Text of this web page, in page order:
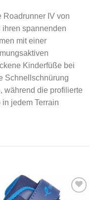
Roadrunner IV von
spannenden
mit einer
Kinderfüße bei
Schnellschnürung
während die profilierte
jedem Terrain